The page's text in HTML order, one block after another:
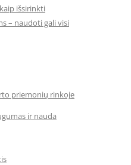
išsirinkti
– naudoti gali visi
priemonių rinkoje
ir nauda